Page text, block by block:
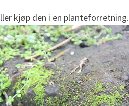
kjøp den i en planteforretning.